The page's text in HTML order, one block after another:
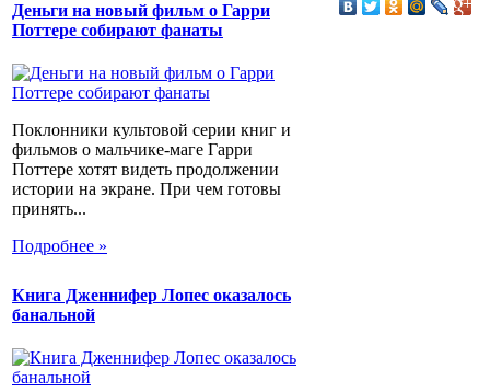
Деньги на новый фильм о Гарри
Поттере собирают фанаты
Поклонники культовой серии книг и
фильмов о мальчике-маге Гарри
Поттере хотят видеть продолжении
истории на экране. При чем готовы
принять...
Подробнее »
Книга Дженнифер Лопес оказалось
банальной